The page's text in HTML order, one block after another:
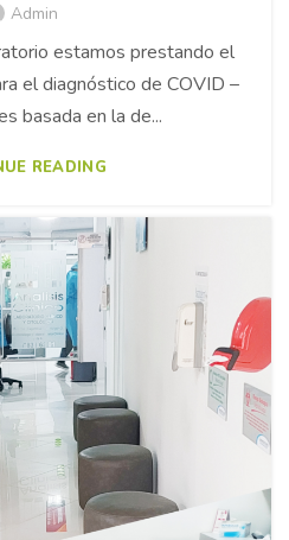
Admin
estamos prestando el
el diagnóstico de COVID –
basada en la de...
READING